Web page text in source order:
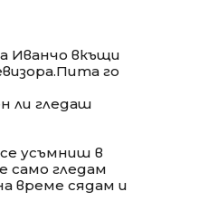
Иванчо вкъщи
го
ли гледаш
усъмниш в
само гледам
време сядам и